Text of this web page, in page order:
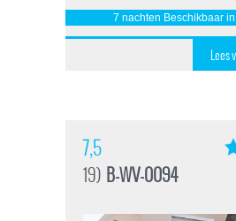
7 nachten Beschikbaar
Lees
7,5
19) B-WV-0094